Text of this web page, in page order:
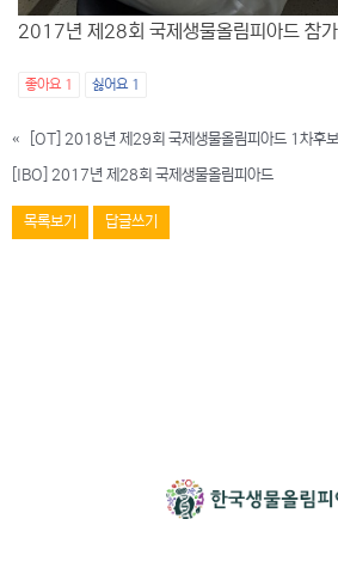
2017년 제28회 국제생물올림피아드 참
좋아요 1 싫어요 1
«
[OT] 2018년 제29회 국제생물올림피아드 1차후
[IBO] 2017년 제28회 국제생물올림피아드
목록보기 답글쓰기